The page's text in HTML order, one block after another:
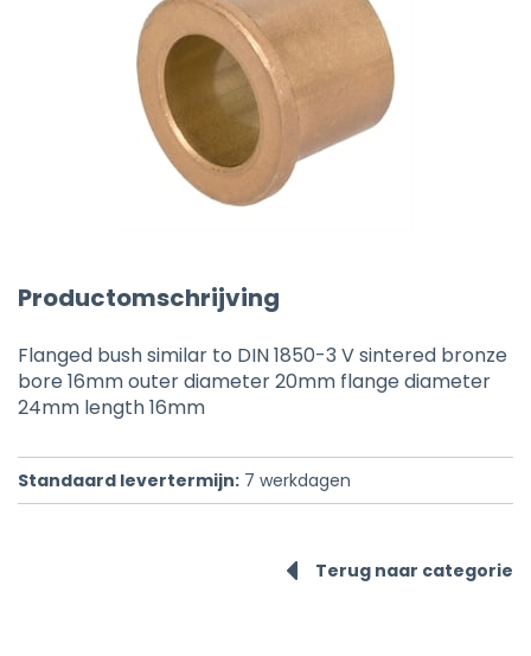
Productomschrijving
Flanged bush similar to DIN 1850-3 V sintered bronze
bore 16mm outer diameter 20mm flange diameter
24mm length 16mm
Standaard levertermijn: 7 werkdagen
Terug naar categorie